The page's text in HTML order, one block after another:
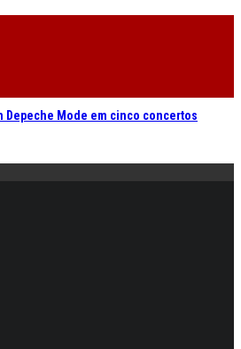
Depeche Mode em cinco concertos